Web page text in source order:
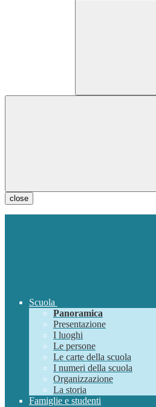
close
Scuola
Panoramica
Presentazione
I luoghi
Le persone
Le carte della scuola
I numeri della scuola
Organizzazione
La storia
Famiglie e studenti